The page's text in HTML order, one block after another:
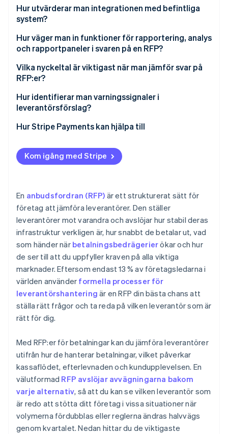
Prisstruktur
Referenser och meritlista
Instruktioner och tidslinje för förslaget
Innovation och avancerade funktioner
Kryptering och tokenisering
Bedrägeri och riskefterlevnad
Säkerhetsåtgärder
Kontohantering
Implementering och löpande support
Referenser och mätvärden
Transaktionsavgifter
Månatliga och fasta avgifter
Engångs- och startkostnader
Återkrediteringar och tvister
Tilläggstjänster
Kostnader för valutaväxling och avräkning
Volymrabatter och nivåer
Strukturerade specifikationer
Hur utvärderar man integrationen med befintliga
system?
Kompatibilitet med din stack
Kvalitet och dokumentation för API
Tid till lansering
Lämplighet för arbetsflöde
Testning och certifiering
Framtida flexibilitet
Hur väger man in funktioner för rapportering, analys
och rapportpaneler i svaren på en RFP?
Enhetlig översikt
Anpassade rapporter och tillgång till data
Dashboard-upplevelse
Vilka nyckeltal är viktigast när man jämför svar på
RFP:er?
Auktoriserings- och godkännandefrekvenser
Upptid och tillgänglighet
Avräkningshastighet
Effektiv kostnad per transaktion
Täckning för metoder och marknader
Implementeringstid
Framtida beredskap
Hur identifierar man varningssignaler i
leverantörsförslag?
Ignorerade instruktioner
Vaga eller undvikande svar
Brist på referenser
Dålig anpassning efter dina behov
Dåliga implementerings- eller supportplaner
Hur Stripe Payments kan hjälpa till
Kom igång med Stripe
En anbudsfordran (RFP) är ett strukturerat sätt för
företag att jämföra leverantörer. Den ställer
leverantörer mot varandra och avslöjar hur stabil deras
infrastruktur verkligen är, hur snabbt de betalar ut, vad
som händer när betalningsbedrägerierökar och hur
de ser till att du uppfyller kraven på alla viktiga
marknader. Eftersom endast 13 % av företagsledarna i
världen använder formella processer för
leverantörshantering är en RFP din bästa chans att
ställa rätt frågor och ta reda på vilken leverantör som är
rätt för dig.
Med RFP:er för betalningar kan du jämföra leverantörer
utifrån hur de hanterar betalningar, vilket påverkar
kassaflödet, efterlevnaden och kundupplevelsen. En
välutformad RFP avslöjar avvägningarna bakom
varje alternativ, så att du kan se vilken leverantör som
är redo att stötta ditt företag i vissa situationer när
volymerna fördubblas eller reglerna ändras halvvägs
genom kvartalet. Nedan hittar du de viktigaste